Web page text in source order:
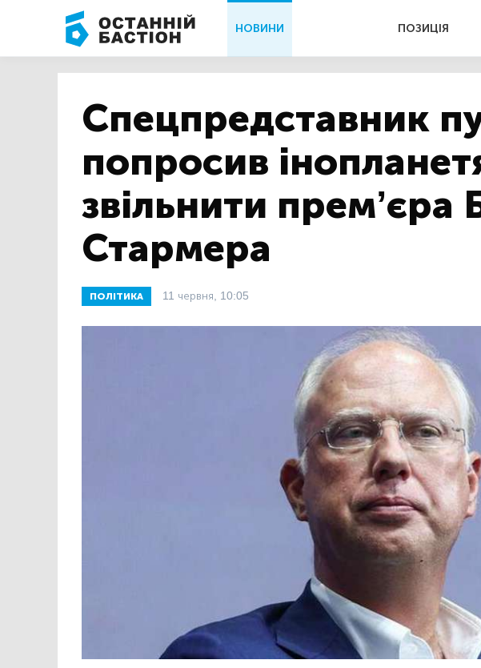
НОВИНИ ПОЗИЦІЯ
Спецпредставник
попросив
звільнити прем’єра
Стармера
ПОЛІТИКА 11 червня, 10:05